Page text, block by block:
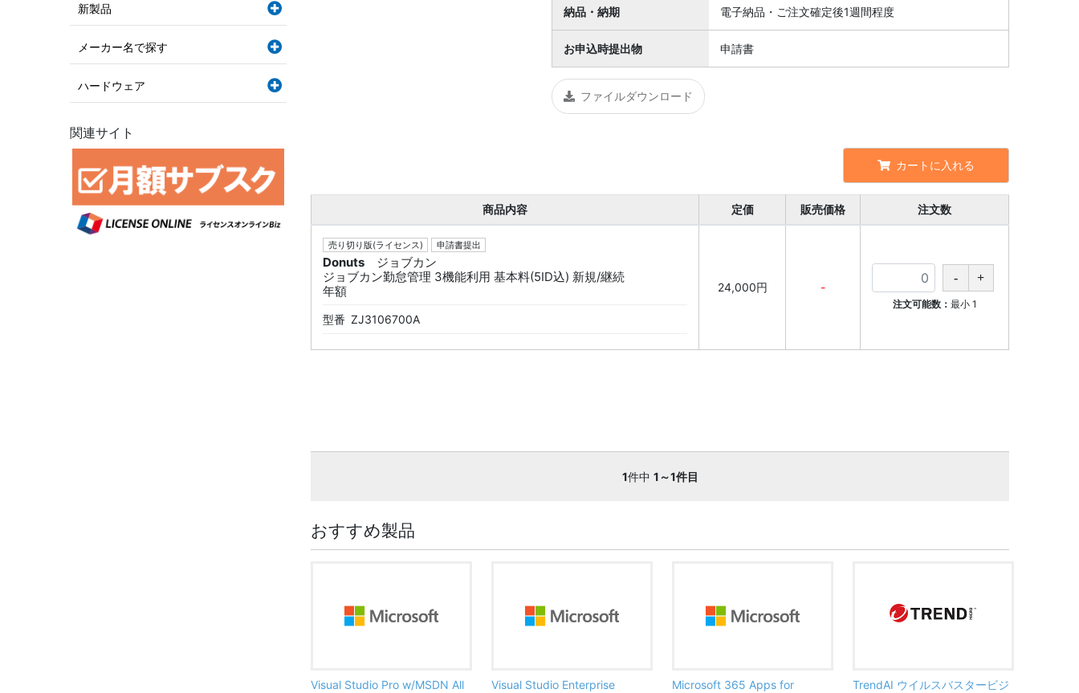
納品・納期 電子納品・ご注文確定後1週間程度
お申込時提出物 申請書
ファイルダウンロード
カートに入れる
商品内容 定価 販売価格 注文数
売り切り版(ライセンス) 申請書提出
Donuts
ジョブカン
ジョブカン勤怠管理 3機能利用 基本料(5ID込) 新規/継続
年額
型番 ZJ3106700A
24,000円 -
注文可能数： 最小 1
1件中 1～1件目
おすすめ製品
Visual Studio Pro w/MSDN All Visual Studio Enterprise Microsoft 365 Apps for TrendAI ウイルスバスタービジ
新製品
メーカー名で探す
ハードウェア
関連サイト